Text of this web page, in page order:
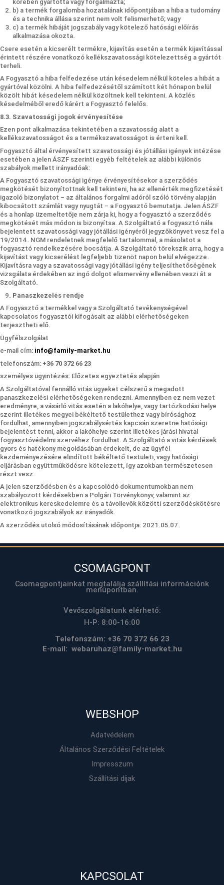
körében gyártotta vagy forgalmazta;
b) a termék forgalomba hozatalának időpontjában a hiba a tudomány
és a technika állása szerint nem volt felismerhető; vagy
c) a termék hibáját jogszabály vagy kötelező hatósági előírás
alkalmazása okozta.
Csere esetén a kicserélt termékre, kijavítás esetén a termék kijavítással
érintett részére vonatkozó kellékszavatossági kötelezettség a gyártót
terheli.
A Fogyasztó a hiba felfedezése után késedelem nélkül köteles a hibát a
gyártóval közölni. A hiba felfedezésétől számított két hónapon belül
közölt hibát késedelem nélkül közöltnek kell tekinteni. A közlés
késedelméből eredő kárért a Fogyasztó felelős.
8.3. Szavatossági jogok érvényesítése
Ezen pont alkalmazása tekintetében a szavatosság alatt a
kellékszavatosságot és a termékszavatosságot is érteni kell.
Fogyasztó által érvényesített szavatossági és jótállási igények intézése
esetében a jelen ÁSZF szerinti egyéb feltételek az alábbi különös
szabályok mellett irányadóak:
A Fogyasztó szavatossági igénye érvényesítésekor a szerződés
megkötését bizonyítottnak kell tekinteni, ha az ellenérték megfizetését
igazoló bizonylatot – az általános forgalmi adóról szóló törvény alapján
kibocsátott számlát vagy nyugtát – a Fogyasztó bemutatja. Jelen ÁSZF
és a honlap üzemeltetője nem zárja ki, hogy a fogyasztó a szerződés
megkötését más módon is bizonyítsa. A Szolgáltató a fogyasztó nála
bejelentett szavatossági vagy jótállási igényéről jegyzőkönyvet vesz fel a
19/2014. NGM rendeletnek megfelelő tartalommal, a másolatot a
fogyasztó rendelkezésére bocsátja. A Szolgáltató törekszik arra, hogy a
kijavítást vagy kicserélést legfeljebb tizenöt napon belül elvégezze.
Kijavításra vagy a szavatossági vagy jótállási igény teljesíthetőségének
vizsgálata érdekében az ingó dolgot elismervény ellenében veszi át a
Szolgáltató.
Panaszkezelés rendje
A Fogyasztó a termékkel vagy a Szolgáltató tevékenységével
kapcsolatos fogyasztói kifogásait az alábbi elérhetőségeken
terjesztheti elő.
Ügyfélszolgálat
e-mail cím: info@family-market.hu
telefonszám: +36 70 372 66 23
személyes ügyintézés: Előzetes egyeztetés alapján
A Szolgáltatóval fennálló vitás ügyeket célszerű a megadott
panaszkezelési elérhetőségeken rendezni. Amennyiben ez nem vezet
eredményre, a vásárló vitás esetén a lakóhelye, vagy tartózkodási helye
szerint illetékes megyei békéltető testülethez vagy bírósághoz
fordulhat, amennyiben jogszabálysértés kapcsán szeretne hatósági
bejelentést tenni, akkor a lakóhelye szerint illetékes járási hivatal
fogyasztóvédelmi szervéhez fordulhat. A Szolgáltató a vitás kérdések
gyors és hatékony megoldásában érdekelt, de az ügyfél
kezdeményezésére elindított békéltető testületi, vagy hatósági
eljárásban együttműködésre kötelezett, így azokban természetesen
részt vesz.
A jelen szerződésben és a kapcsolódó dokumentumokban nem
szabályozott kérdésekben a Polgári Törvénykönyv, valamint az
elektronikus kereskedelemre és a távollevők közötti szerződéskötésre
vonatkozó jogszabályok az irányadók.
A szerződés utolsó módosításának időpontja: 2021.05.07.
CSOMAGPONT
Csomagpontjainkat megtalálja szállítási információnk
menüpontban.
Vevőszolgálatunk elérhető:
H-P: 8:00-16:00
Telefonszám: +36 70 372 66 23
E-mail: webaruhaz@family-market.hu
WEBSHOP
Adatvédelem
Általános Szerződési Feltételek
Impresszum
Szállítási díjak
KAPCSOLAT